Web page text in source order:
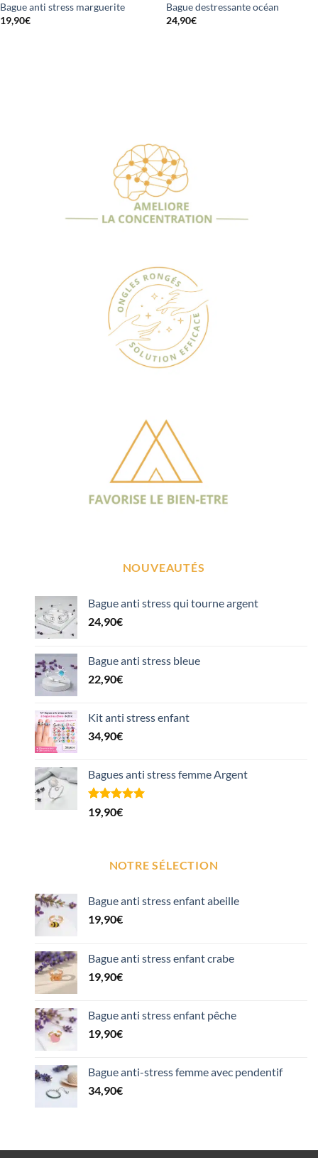
Bague anti stress marguerite
19,90€
Bague destressante océan
24,90€
NOUVEAUTÉS
Bague anti stress qui tourne argent
24,90€
Bague anti stress bleue
22,90€
Kit anti stress enfant
34,90€
Bagues anti stress femme Argent
Noté5.00
sur 5 basé
1
19,90€
NOTRE SÉLECTION
Bague anti stress enfant abeille
19,90€
Bague anti stress enfant crabe
19,90€
Bague anti stress enfant pêche
19,90€
Bague anti-stress femme avec pendentif
34,90€